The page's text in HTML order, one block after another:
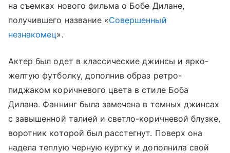
на съемках нового фильма о Бобе Дилане,
получившего название «Совершенный
незнакомец».
Актер был одет в классические джинсы и ярко-
желтую футболку, дополнив образ ретро-
пиджаком коричневого цвета в стиле Боба
Дилана. Фаннинг была замечена в темных джинсах
с завышенной талией и светло-коричневой блузке,
воротник которой был расстегнут. Поверх она
надела теплую черную куртку и дополнила свой